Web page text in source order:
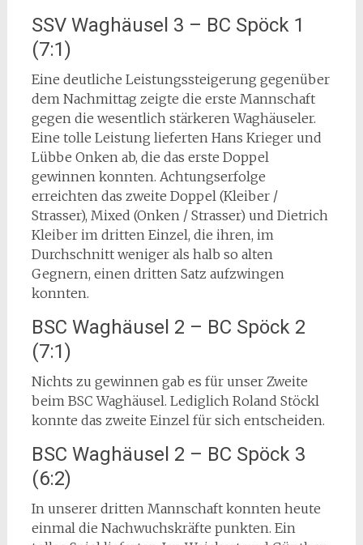
SSV Waghäusel 3 – BC Spöck 1
(7:1)
Eine deutliche Leistungssteigerung gegenüber
dem Nachmittag zeigte die erste Mannschaft
gegen die wesentlich stärkeren Waghäuseler.
Eine tolle Leistung lieferten Hans Krieger und
Lübbe Onken ab, die das erste Doppel
gewinnen konnten. Achtungserfolge
erreichten das zweite Doppel (Kleiber /
Strasser), Mixed (Onken / Strasser) und Dietrich
Kleiber im dritten Einzel, die ihren, im
Durchschnitt weniger als halb so alten
Gegnern, einen dritten Satz aufzwingen
konnten.
BSC Waghäusel 2 – BC Spöck 2
(7:1)
Nichts zu gewinnen gab es für unser Zweite
beim BSC Waghäusel. Lediglich Roland Stöckl
konnte das zweite Einzel für sich entscheiden.
BSC Waghäusel 2 – BC Spöck 3
(6:2)
In unserer dritten Mannschaft konnten heute
einmal die Nachwuchskräfte punkten. Ein